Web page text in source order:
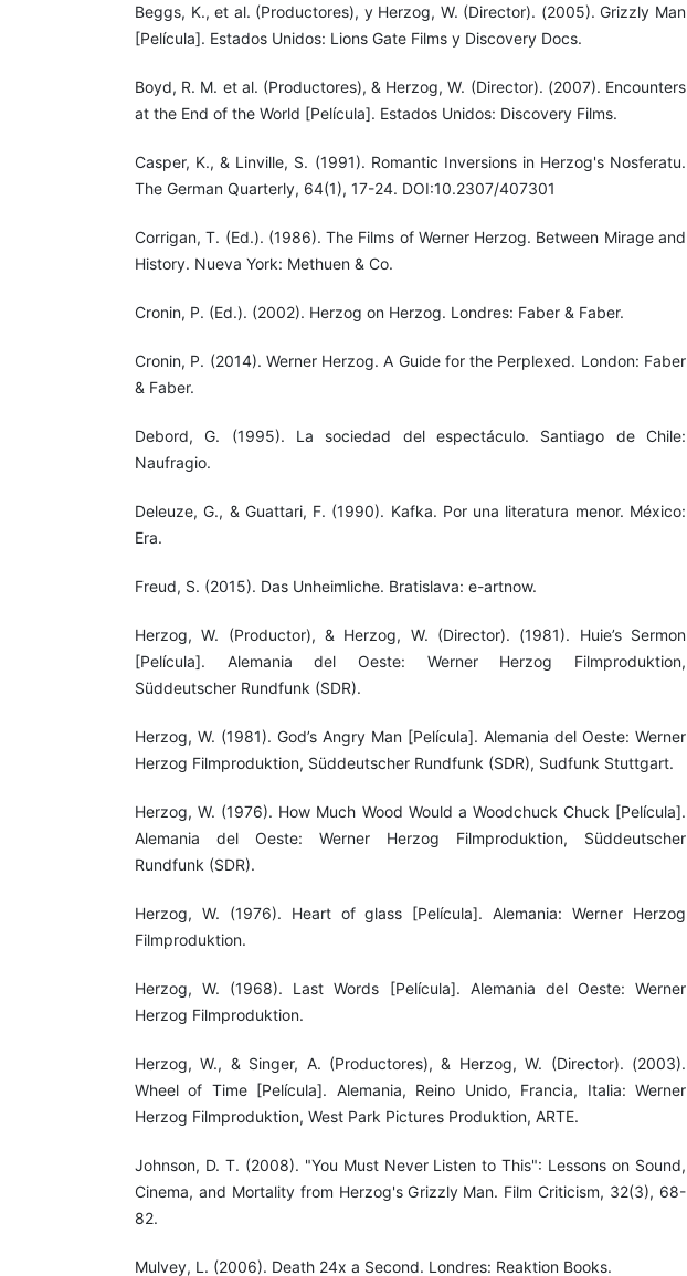
Beggs, K., et al. (Productores), y Herzog, W. (Director). (2005). Grizzly Man
[Película]. Estados Unidos: Lions Gate Films y Discovery Docs.
Boyd, R. M. et al. (Productores), & Herzog, W. (Director). (2007). Encounters
at the End of the World [Película]. Estados Unidos: Discovery Films.
Casper, K., & Linville, S. (1991). Romantic Inversions in Herzog's Nosferatu.
The German Quarterly, 64(1), 17-24. DOI:10.2307/407301
Corrigan, T. (Ed.). (1986). The Films of Werner Herzog. Between Mirage and
History. Nueva York: Methuen & Co.
Cronin, P. (Ed.). (2002). Herzog on Herzog. Londres: Faber & Faber.
Cronin, P. (2014). Werner Herzog. A Guide for the Perplexed. London: Faber
& Faber.
Debord, G. (1995). La sociedad del espectáculo. Santiago de Chile:
Naufragio.
Deleuze, G., & Guattari, F. (1990). Kafka. Por una literatura menor. México:
Era.
Freud, S. (2015). Das Unheimliche. Bratislava: e-artnow.
Herzog, W. (Productor), & Herzog, W. (Director). (1981). Huie’s Sermon
[Película]. Alemania del Oeste: Werner Herzog Filmproduktion,
Süddeutscher Rundfunk (SDR).
Herzog, W. (1981). God’s Angry Man [Película]. Alemania del Oeste: Werner
Herzog Filmproduktion, Süddeutscher Rundfunk (SDR), Sudfunk Stuttgart.
Herzog, W. (1976). How Much Wood Would a Woodchuck Chuck [Película].
Alemania del Oeste: Werner Herzog Filmproduktion, Süddeutscher
Rundfunk (SDR).
Herzog, W. (1976). Heart of glass [Película]. Alemania: Werner Herzog
Filmproduktion.
Herzog, W. (1968). Last Words [Película]. Alemania del Oeste: Werner
Herzog Filmproduktion.
Herzog, W., & Singer, A. (Productores), & Herzog, W. (Director). (2003).
Wheel of Time [Película]. Alemania, Reino Unido, Francia, Italia: Werner
Herzog Filmproduktion, West Park Pictures Produktion, ARTE.
Johnson, D. T. (2008). "You Must Never Listen to This": Lessons on Sound,
Cinema, and Mortality from Herzog's Grizzly Man. Film Criticism, 32(3), 68-
82.
Mulvey, L. (2006). Death 24x a Second. Londres: Reaktion Books.